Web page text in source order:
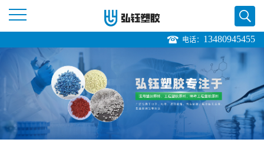
页
电话： 13480945455